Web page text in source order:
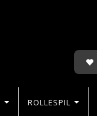
ROLLESPIL